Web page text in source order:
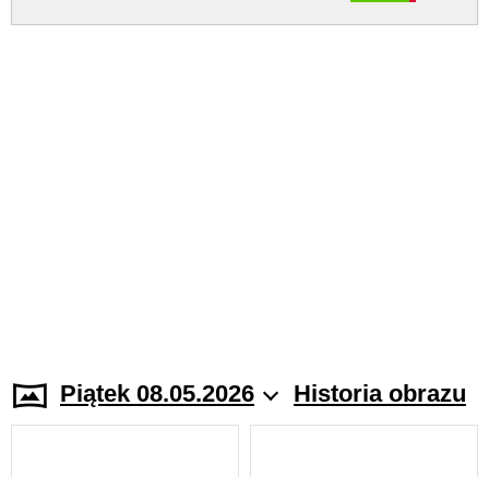
Piątek 08.05.2026 Historia obrazu